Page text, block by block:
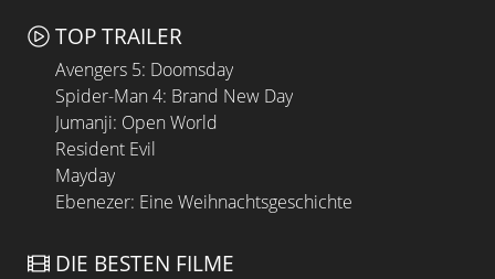
TOP TRAILER
Avengers 5: Doomsday
Spider-Man 4: Brand New Day
Jumanji: Open World
Resident Evil
Mayday
Ebenezer: Eine Weihnachtsgeschichte
DIE BESTEN FILME